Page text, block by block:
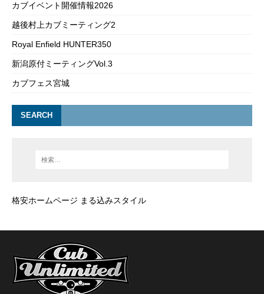
カブイベント開催情報2026
越後村上カブミーティング2
Royal Enfield HUNTER350
新潟原付ミーティングVol.3
カブフェス宮城
SEARCH
格安ホームページ まる込みスタイル